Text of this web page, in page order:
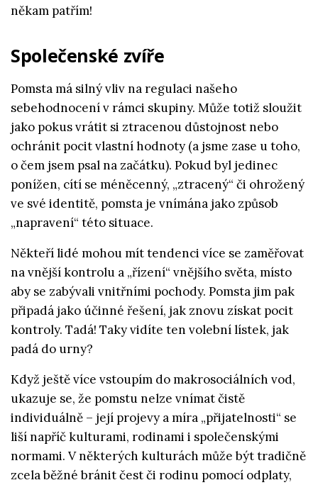
někam patřím!
Společenské zvíře
Pomsta má silný vliv na regulaci našeho
sebehodnocení v rámci skupiny. Může totiž sloužit
jako pokus vrátit si ztracenou důstojnost nebo
ochránit pocit vlastní hodnoty (a jsme zase u toho,
o čem jsem psal na začátku). Pokud byl jedinec
ponížen, cítí se méněcenný, „ztracený“ či ohrožený
ve své identitě, pomsta je vnímána jako způsob
„napravení“ této situace.
Někteří lidé mohou mít tendenci více se zaměřovat
na vnější kontrolu a „řízení“ vnějšího světa, místo
aby se zabývali vnitřními pochody. Pomsta jim pak
připadá jako účinné řešení, jak znovu získat pocit
kontroly. Tadá! Taky vidíte ten volební lístek, jak
padá do urny?
Když ještě více vstoupím do makrosociálních vod,
ukazuje se, že pomstu nelze vnímat čistě
individuálně – její projevy a míra „přijatelnosti“ se
liší napříč kulturami, rodinami i společenskými
normami. V některých kulturách může být tradičně
zcela běžné bránit čest či rodinu pomocí odplaty,